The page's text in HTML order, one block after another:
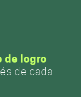
logro
de cada